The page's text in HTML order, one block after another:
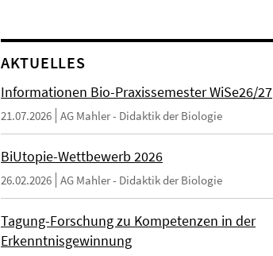
AKTUELLES
Informationen Bio-Praxissemester WiSe26/27
21.07.2026 AG Mahler - Didaktik der Biologie
BiUtopie-Wettbewerb 2026
26.02.2026 AG Mahler - Didaktik der Biologie
Tagung-Forschung zu Kompetenzen in der
Erkenntnisgewinnung